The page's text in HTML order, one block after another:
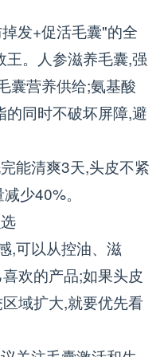
发+促活毛囊"的全
。人参滋养毛囊,强
囊营养供给;氨基酸
同时不破坏屏障,避
能清爽3天,头皮不紧
少40%。
,可以从控油、滋
欢的产品;如果头皮
域扩大,就要优先看